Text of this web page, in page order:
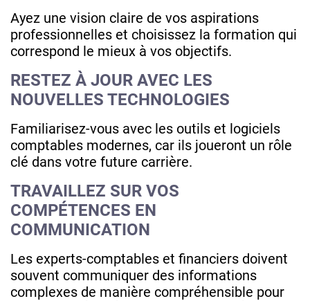
Ayez une vision claire de vos aspirations
professionnelles et choisissez la formation qui
correspond le mieux à vos objectifs.
RESTEZ À JOUR AVEC LES
NOUVELLES TECHNOLOGIES
Familiarisez-vous avec les outils et logiciels
comptables modernes, car ils joueront un rôle
clé dans votre future carrière.
TRAVAILLEZ SUR VOS
COMPÉTENCES EN
COMMUNICATION
Les experts-comptables et financiers doivent
souvent communiquer des informations
complexes de manière compréhensible pour